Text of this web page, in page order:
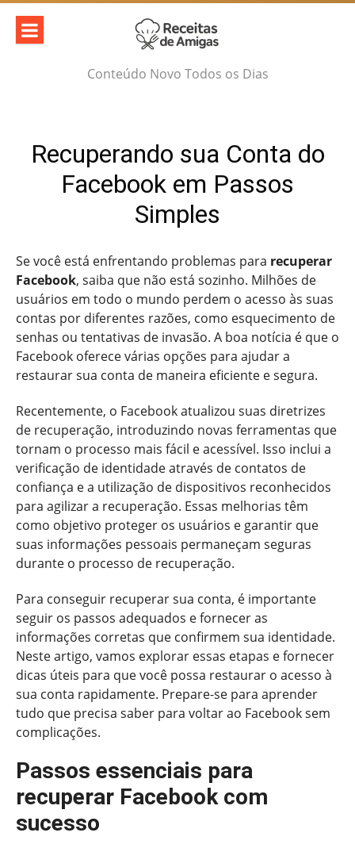
Skip
content
Conteúdo Novo Todos os Dias
Recuperando sua Conta do
Facebook em Passos
Simples
Se você está enfrentando problemas para recuperar
Facebook, saiba que não está sozinho. Milhões de
usuários em todo o mundo perdem o acesso às suas
contas por diferentes razões, como esquecimento de
senhas ou tentativas de invasão. A boa notícia é que o
Facebook oferece várias opções para ajudar a
restaurar sua conta de maneira eficiente e segura.
Recentemente, o Facebook atualizou suas diretrizes
de recuperação, introduzindo novas ferramentas que
tornam o processo mais fácil e acessível. Isso inclui a
verificação de identidade através de contatos de
confiança e a utilização de dispositivos reconhecidos
para agilizar a recuperação. Essas melhorias têm
como objetivo proteger os usuários e garantir que
suas informações pessoais permaneçam seguras
durante o processo de recuperação.
Para conseguir recuperar sua conta, é importante
seguir os passos adequados e fornecer as
informações corretas que confirmem sua identidade.
Neste artigo, vamos explorar essas etapas e fornecer
dicas úteis para que você possa restaurar o acesso à
sua conta rapidamente. Prepare-se para aprender
tudo que precisa saber para voltar ao Facebook sem
complicações.
Passos essenciais para
recuperar Facebook com
sucesso